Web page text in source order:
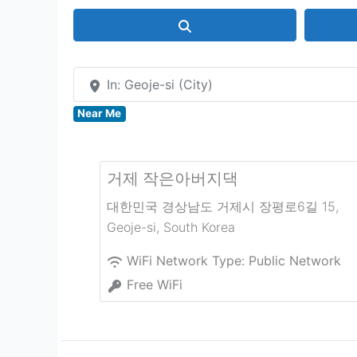
In: Geoje-si (City)
Near Me
거제 작은아버지댁
대한민국 경상남도 거제시 장평로6길 15,
Geoje-si, South Korea
WiFi Network Type: Public Network
Free WiFi